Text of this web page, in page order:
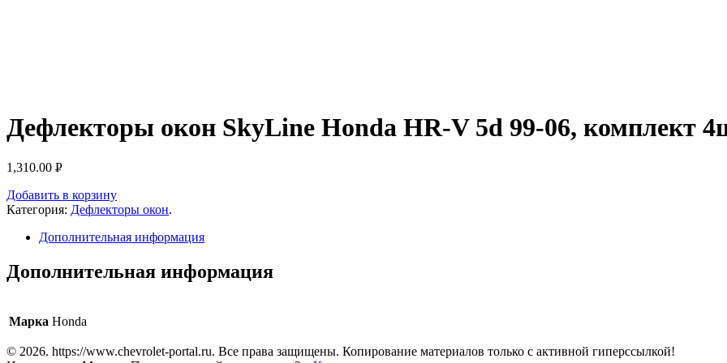
Дефлекторы окон SkyLine Honda HR-V 5d 99-06, комплект
1,310.00 Р
Добавить в корзину
Категория: Дефлекторы окон.
Дополнительная информация
Дополнительная информация
Марка Honda
© 2026. https://www.chevrolet-portal.ru. Все права защищены. Копирование материалов только с активной гиперссылкой!